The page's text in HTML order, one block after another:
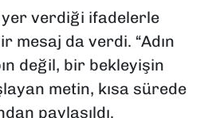
verdiği ifadelerle
mesaj da verdi. “Adın
değil, bir bekleyişin
metin, kısa sürede
paylaşıldı.